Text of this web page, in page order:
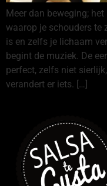
Meer dan beweging;
waarop je schouders te
is en zelfs je lichaam
begint de muziek. De
perfect, zelfs niet
verandert er iets. […]